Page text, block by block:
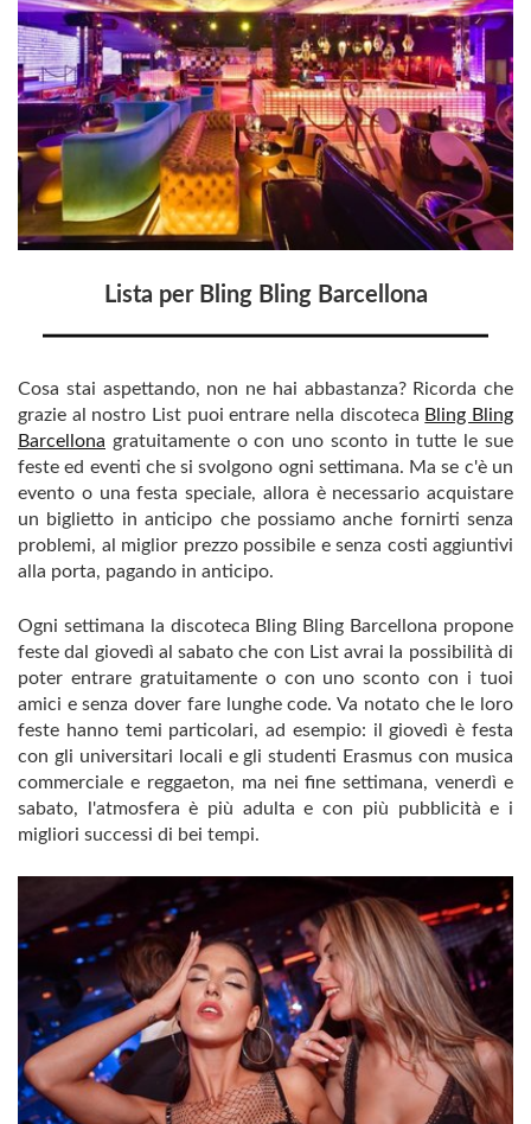
Lista per Bling Bling Barcellona
Cosa stai aspettando, non ne hai abbastanza? Ricorda che
grazie al nostro List puoi entrare nella discoteca Bling Bling
Barcellona gratuitamente o con uno sconto in tutte le sue
feste ed eventi che si svolgono ogni settimana. Ma se c'è un
evento o una festa speciale, allora è necessario acquistare
un biglietto in anticipo che possiamo anche fornirti senza
problemi, al miglior prezzo possibile e senza costi aggiuntivi
alla porta, pagando in anticipo.
Ogni settimana la discoteca Bling Bling Barcellona propone
feste dal giovedì al sabato che con List avrai la possibilità di
poter entrare gratuitamente o con uno sconto con i tuoi
amici e senza dover fare lunghe code. Va notato che le loro
feste hanno temi particolari, ad esempio: il giovedì è festa
con gli universitari locali e gli studenti Erasmus con musica
commerciale e reggaeton, ma nei fine settimana, venerdì e
sabato, l'atmosfera è più adulta e con più pubblicità e i
migliori successi di bei tempi.